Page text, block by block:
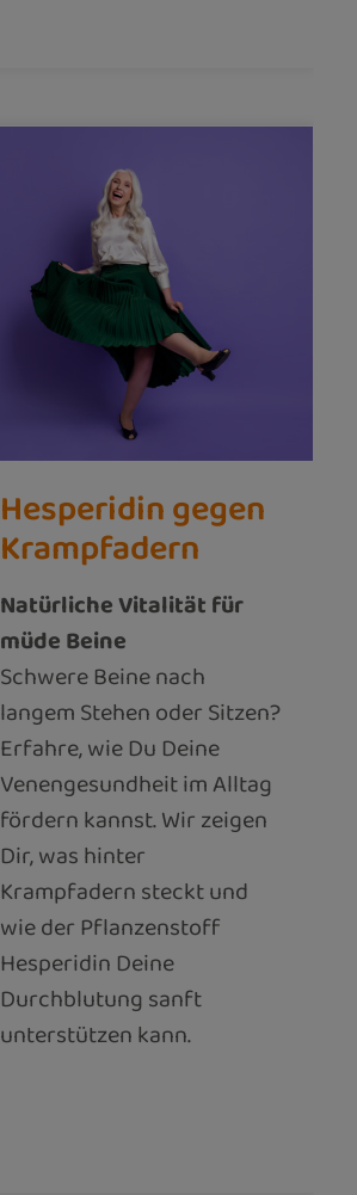
Hesperidin gegen
Krampfadern
Natürliche Vitalität für
müde Beine
Schwere Beine nach
langem Stehen oder Sitzen?
Erfahre, wie Du Deine
Venengesundheit im Alltag
fördern kannst. Wir zeigen
Dir, was hinter
Krampfadern steckt und
wie der Pflanzenstoff
Hesperidin Deine
Durchblutung sanft
unterstützen kann.